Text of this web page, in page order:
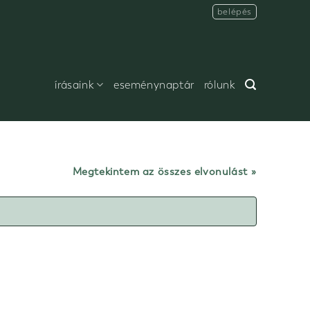
belépés
írásaink eseménynaptár rólunk
Megtekintem az összes elvonulást